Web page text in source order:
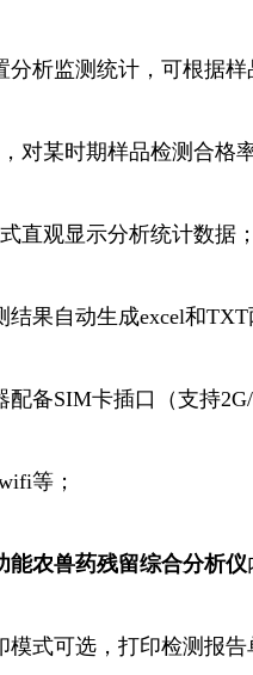
分析监测统计，可根据
对某时期样品检测合格
直观显示分析统计数据；
结果自动生成excel和
备SIM卡插口（支持
等；
能农兽药残留综合分析仪
模式可选，打印检测报